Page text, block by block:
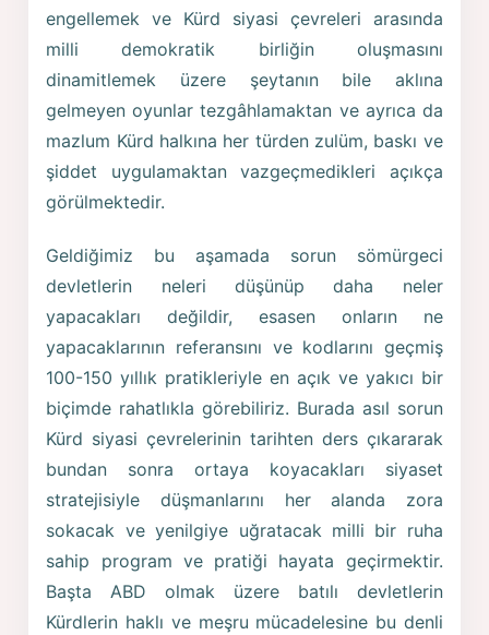
engellemek ve Kürd siyasi çevreleri arasında
milli demokratik birliğin oluşmasını
dinamitlemek üzere şeytanın bile aklına
gelmeyen oyunlar tezgâhlamaktan ve ayrıca da
mazlum Kürd halkına her türden zulüm, baskı ve
şiddet uygulamaktan vazgeçmedikleri açıkça
görülmektedir.
Geldiğimiz bu aşamada sorun sömürgeci
devletlerin neleri düşünüp daha neler
yapacakları değildir, esasen onların ne
yapacaklarının referansını ve kodlarını geçmiş
100-150 yıllık pratikleriyle en açık ve yakıcı bir
biçimde rahatlıkla görebiliriz. Burada asıl sorun
Kürd siyasi çevrelerinin tarihten ders çıkararak
bundan sonra ortaya koyacakları siyaset
stratejisiyle düşmanlarını her alanda zora
sokacak ve yenilgiye uğratacak milli bir ruha
sahip program ve pratiği hayata geçirmektir.
Başta ABD olmak üzere batılı devletlerin
Kürdlerin haklı ve meşru mücadelesine bu denli